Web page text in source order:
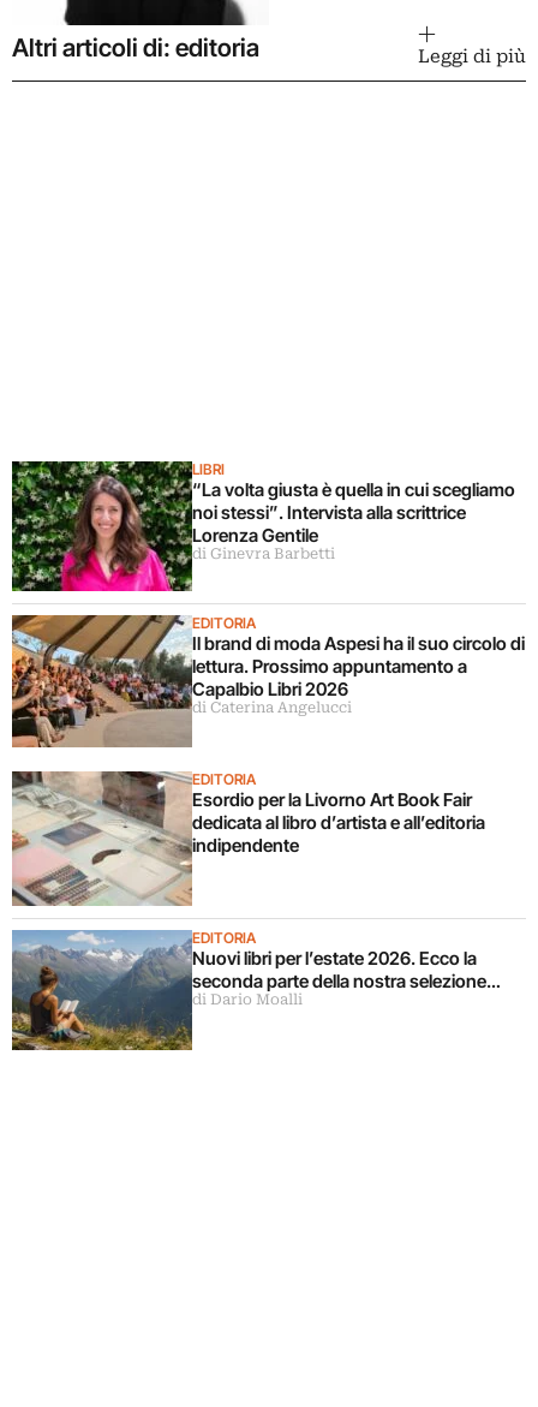
Altri articoli di: editoria Leggi di più
LIBRI
“La volta giusta è quella in cui scegliamo
noi stessi”. Intervista alla scrittrice
Lorenza Gentile
di Ginevra Barbetti
EDITORIA
Il brand di moda Aspesi ha il suo circolo di
lettura. Prossimo appuntamento a
Capalbio Libri 2026
di Caterina Angelucci
EDITORIA
Esordio per la Livorno Art Book Fair
dedicata al libro d’artista e all’editoria
indipendente
EDITORIA
Nuovi libri per l’estate 2026. Ecco la
seconda parte della nostra selezione…
di Dario Moalli